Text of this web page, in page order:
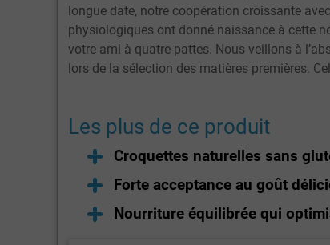
longue date, notre coopération croissante
physiologiques ont donné naissance à cette
votre ami à quatre pattes. Nous veillons à
lors de la sélection des matières premières.
Les plus de ce produit
Croquettes naturelles sans
Forte acceptance au goût
Nourriture équilibrée qui